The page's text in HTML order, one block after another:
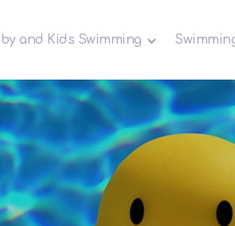
προς το
and Κids Swimming